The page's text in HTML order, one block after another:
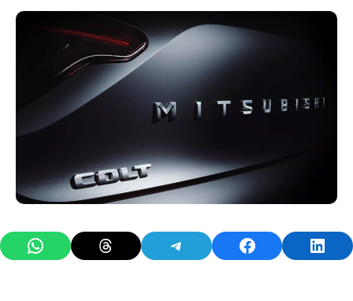
Share on WhatsAppShare on ThreadsShare on TelegramShare on Facebook